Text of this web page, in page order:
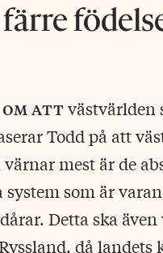
färre
attvästvärlden
Todd på att
mest är de
system som är
Detta ska
då